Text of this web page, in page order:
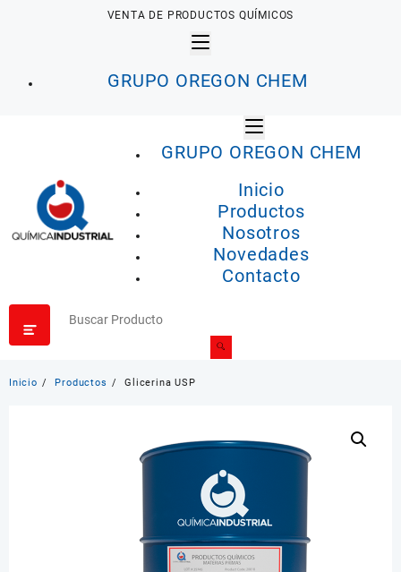
VENTA DE PRODUCTOS QUÍMICOS
GRUPO OREGON CHEM
GRUPO OREGON CHEM
Inicio
Productos
Nosotros
Novedades
Contacto
Inicio Productos Glicerina USP